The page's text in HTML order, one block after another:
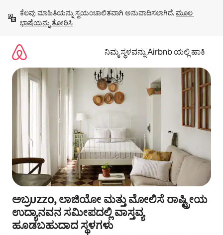
ಹೋಗಿ
ಕೆಲವು ಮಾಹಿತಿಯನ್ನು ಸ್ವಯಂಚಾಲಿತವಾಗಿ ಅನುವಾದಿಸಲಾಗಿದೆ. ಮೂಲ
ಭಾಷೆಯನ್ನು ತೋರಿಸಿ
ನಿಮ್ಮ ಸ್ಥಳವನ್ನು Airbnb ಯಲ್ಲಿ ಹಾಕಿ
ಅಬ್ರuzzo, ಲಾಜಿಯೋ ಮತ್ತು ಮೋಲಿಸೆ ರಾಷ್ಟ್ರೀಯ
ಉದ್ಯಾನವನ ಸಮೀಪದಲ್ಲಿ ವಾಸ್ತವ್ಯ
ಹೂಡಬಹುದಾದ ಸ್ಥಳಗಳು